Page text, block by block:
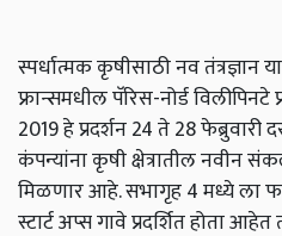
स्पर्धात्मक कृषीसाठी नव
फ्रान्समधील पॅरिस-नोर्ड विलीपिनटे
2019 हे प्रदर्शन 24 ते 28
कंपन्यांना कृषी क्षेत्रातील नवीन
मिळणार आहे. सभागृह 4 मध्ये ला
स्टार्ट अप्स गावे प्रदर्शित होता